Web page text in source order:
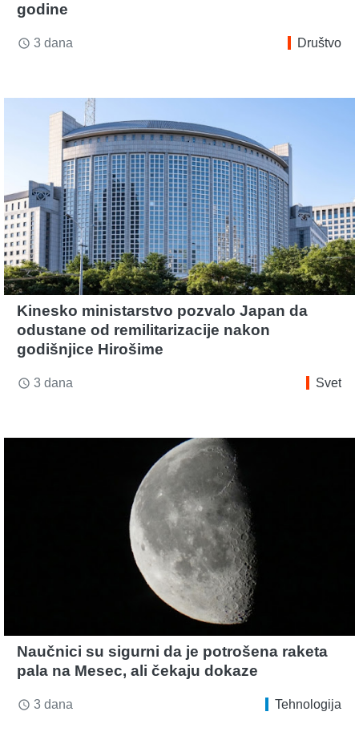
godine
access_time 3 dana Društvo
Kinesko ministarstvo pozvalo Japan da
odustane od remilitarizacije nakon
godišnjice Hirošime
access_time 3 dana Svet
Naučnici su sigurni da je potrošena raketa
pala na Mesec, ali čekaju dokaze
access_time 3 dana Tehnologija